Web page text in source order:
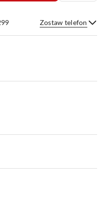
Zostaw telefon